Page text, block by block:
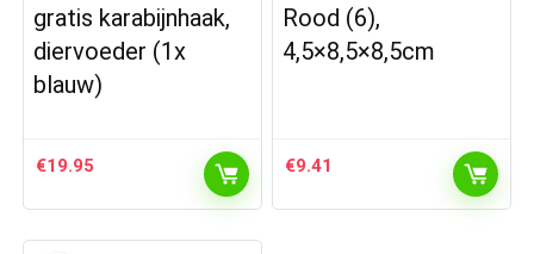
gratis karabijnhaak,
diervoeder (1x
blauw)
€19.95
Rood (6),
4,5×8,5×8,5cm
€9.41